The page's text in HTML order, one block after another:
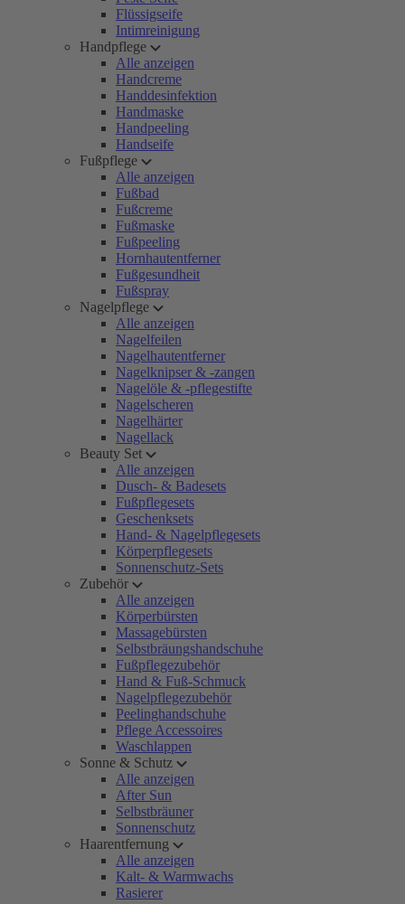
Flüssigseife
Intimreinigung
Handpflege
Alle anzeigen
Handcreme
Handdesinfektion
Handmaske
Handpeeling
Handseife
Fußpflege
Alle anzeigen
Fußbad
Fußcreme
Fußmaske
Fußpeeling
Hornhautentferner
Fußgesundheit
Fußspray
Nagelpflege
Alle anzeigen
Nagelfeilen
Nagelhautentferner
Nagelknipser & -zangen
Nagelöle & -pflegestifte
Nagelscheren
Nagelhärter
Nagellack
Beauty Set
Alle anzeigen
Dusch- & Badesets
Fußpflegesets
Geschenksets
Hand- & Nagelpflegesets
Körperpflegesets
Sonnenschutz-Sets
Zubehör
Alle anzeigen
Körperbürsten
Massagebürsten
Selbstbräungshandschuhe
Fußpflegezubehör
Hand & Fuß-Schmuck
Nagelpflegezubehör
Peelinghandschuhe
Pflege Accessoires
Waschlappen
Sonne & Schutz
Alle anzeigen
After Sun
Selbstbräuner
Sonnenschutz
Haarentfernung
Alle anzeigen
Kalt- & Warmwachs
Rasierer